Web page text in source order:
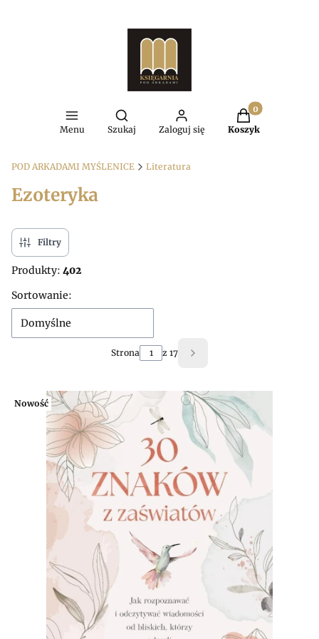
Menu
Otwórz wyszukiwarkę
Szukaj Zaloguj się
Produkty w
Koszyk
POD ARKADAMI MYŚLENICE Literatura
Ezoteryka
Filtry
Produkty: 402
Lista produktów
Sortowanie:
Domyślne
Strona z 17 Następne produkty
Nowość